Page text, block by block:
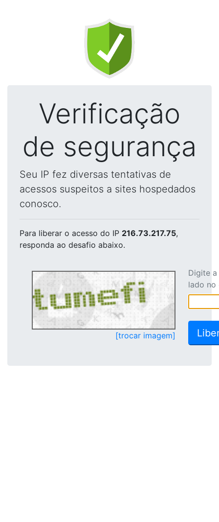
Verificação
de segurança
Seu IP fez diversas tentativas de
acessos suspeitos a sites hospedados
conosco.
Para liberar o acesso do IP 216.73.217.75,
responda ao desafio abaixo.
[trocar imagem]
Digite
lado no